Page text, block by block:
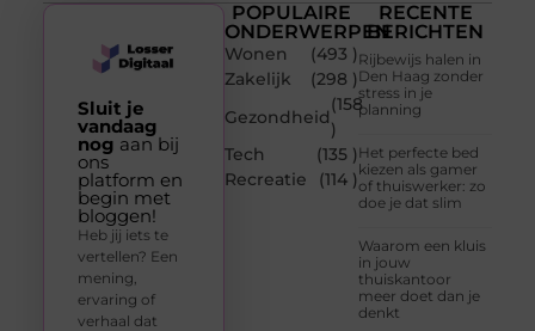
POPULAIRE
ONDERWERPEN
Wonen
(493 )
Zakelijk
(298 )
Gezondheid
(158
)
Tech
(135 )
Recreatie
(114 )
RECENTE
BERICHTEN
Rijbewijs halen in
Den Haag zonder
stress in je
planning
Het perfecte bed
kiezen als gamer
of thuiswerker: zo
doe je dat slim
Waarom een kluis
in jouw
thuiskantoor
meer doet dan je
denkt
Sluit je
vandaag
nog aan bij
ons
platform en
begin met
bloggen!
Heb jij iets te
vertellen? Een
mening,
ervaring of
verhaal dat